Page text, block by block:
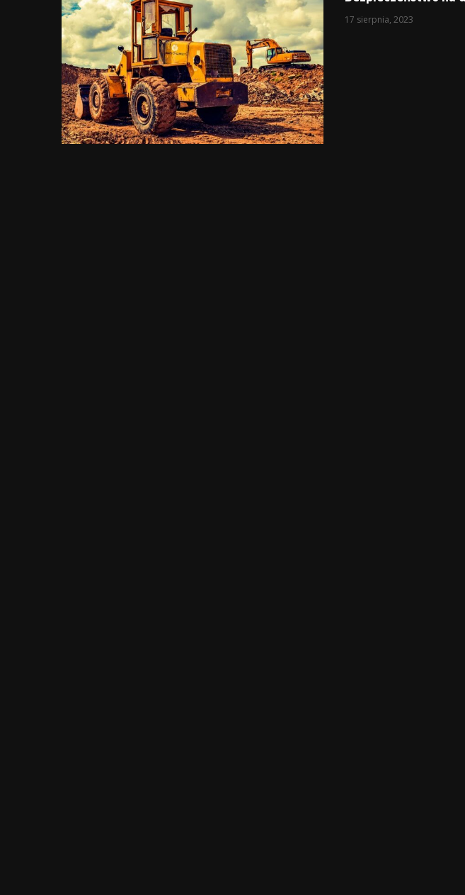
17 sierpnia, 2023